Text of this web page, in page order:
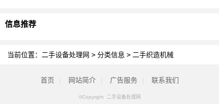
信息推荐
当前位置： 二手设备处理网 > 分类信息 > 二手织造机械
首页 网站简介 广告服务 联系我们
©Copyright 二手设备处理网